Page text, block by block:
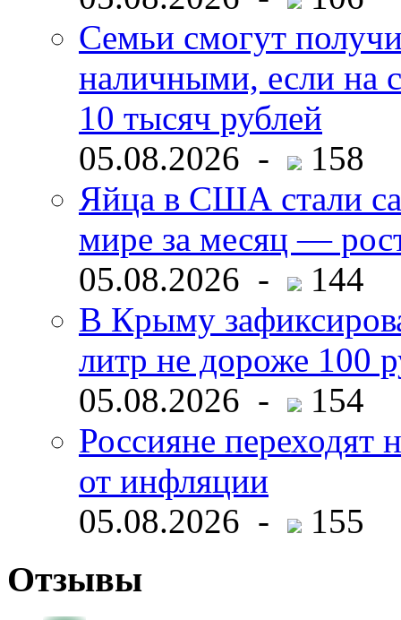
Семьи смогут
наличными, если на
10 тысяч рублей
05.08.2026 -
158
Яйца в США стали
мире за месяц —
05.08.2026 -
144
В Крыму
литр не дороже 100
05.08.2026 -
154
Россияне переходят
от инфляции
05.08.2026 -
155
Отзывы